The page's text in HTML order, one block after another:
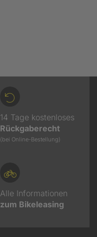
14 Tage kostenloses
Rückgaberecht
(bei Online-Bestellung)
Alle Informationen
zum Bikeleasing